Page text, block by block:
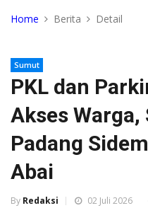
Home Berita Detail
Sumut
PKL dan
Akses Warga,
Padang
Abai
By Redaksi 02 Juli 2026